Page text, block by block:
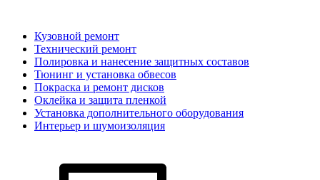
Кузовной ремонт
Технический ремонт
Полировка и нанесение защитных составов
Тюнинг и установка обвесов
Покраска и ремонт дисков
Оклейка и защита пленкой
Установка дополнительного оборудования
Интерьер и шумоизоляция